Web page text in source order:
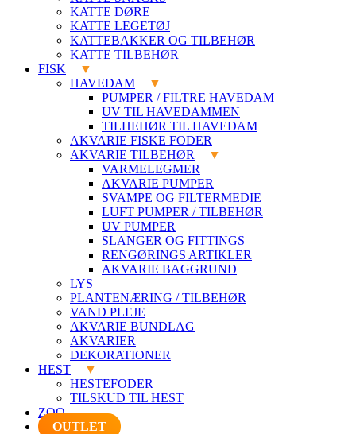
KATTE DØRE
KATTE LEGETØJ
KATTEBAKKER OG TILBEHØR
KATTE TILBEHØR
FISK
HAVEDAM
PUMPER / FILTRE HAVEDAM
UV TIL HAVEDAMMEN
TILHEHØR TIL HAVEDAM
AKVARIE FISKE FODER
AKVARIE TILBEHØR
VARMELEGMER
AKVARIE PUMPER
SVAMPE OG FILTERMEDIE
LUFT PUMPER / TILBEHØR
UV PUMPER
SLANGER OG FITTINGS
RENGØRINGS ARTIKLER
AKVARIE BAGGRUND
LYS
PLANTENÆRING / TILBEHØR
VAND PLEJE
AKVARIE BUNDLAG
AKVARIER
DEKORATIONER
HEST
HESTEFODER
TILSKUD TIL HEST
ZOO
OUTLET